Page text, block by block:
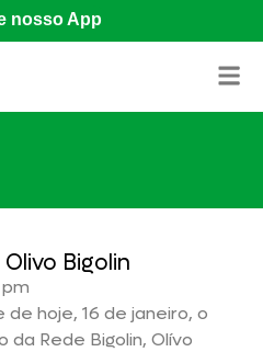
nosso App
Bigolin
hoje, 16 de janeiro, o
Rede Bigolin, Olívo